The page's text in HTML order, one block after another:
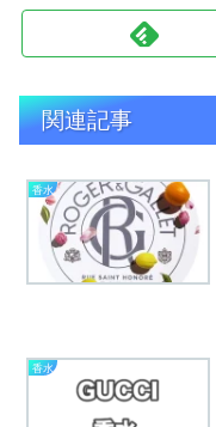
関連記事
香水
香水